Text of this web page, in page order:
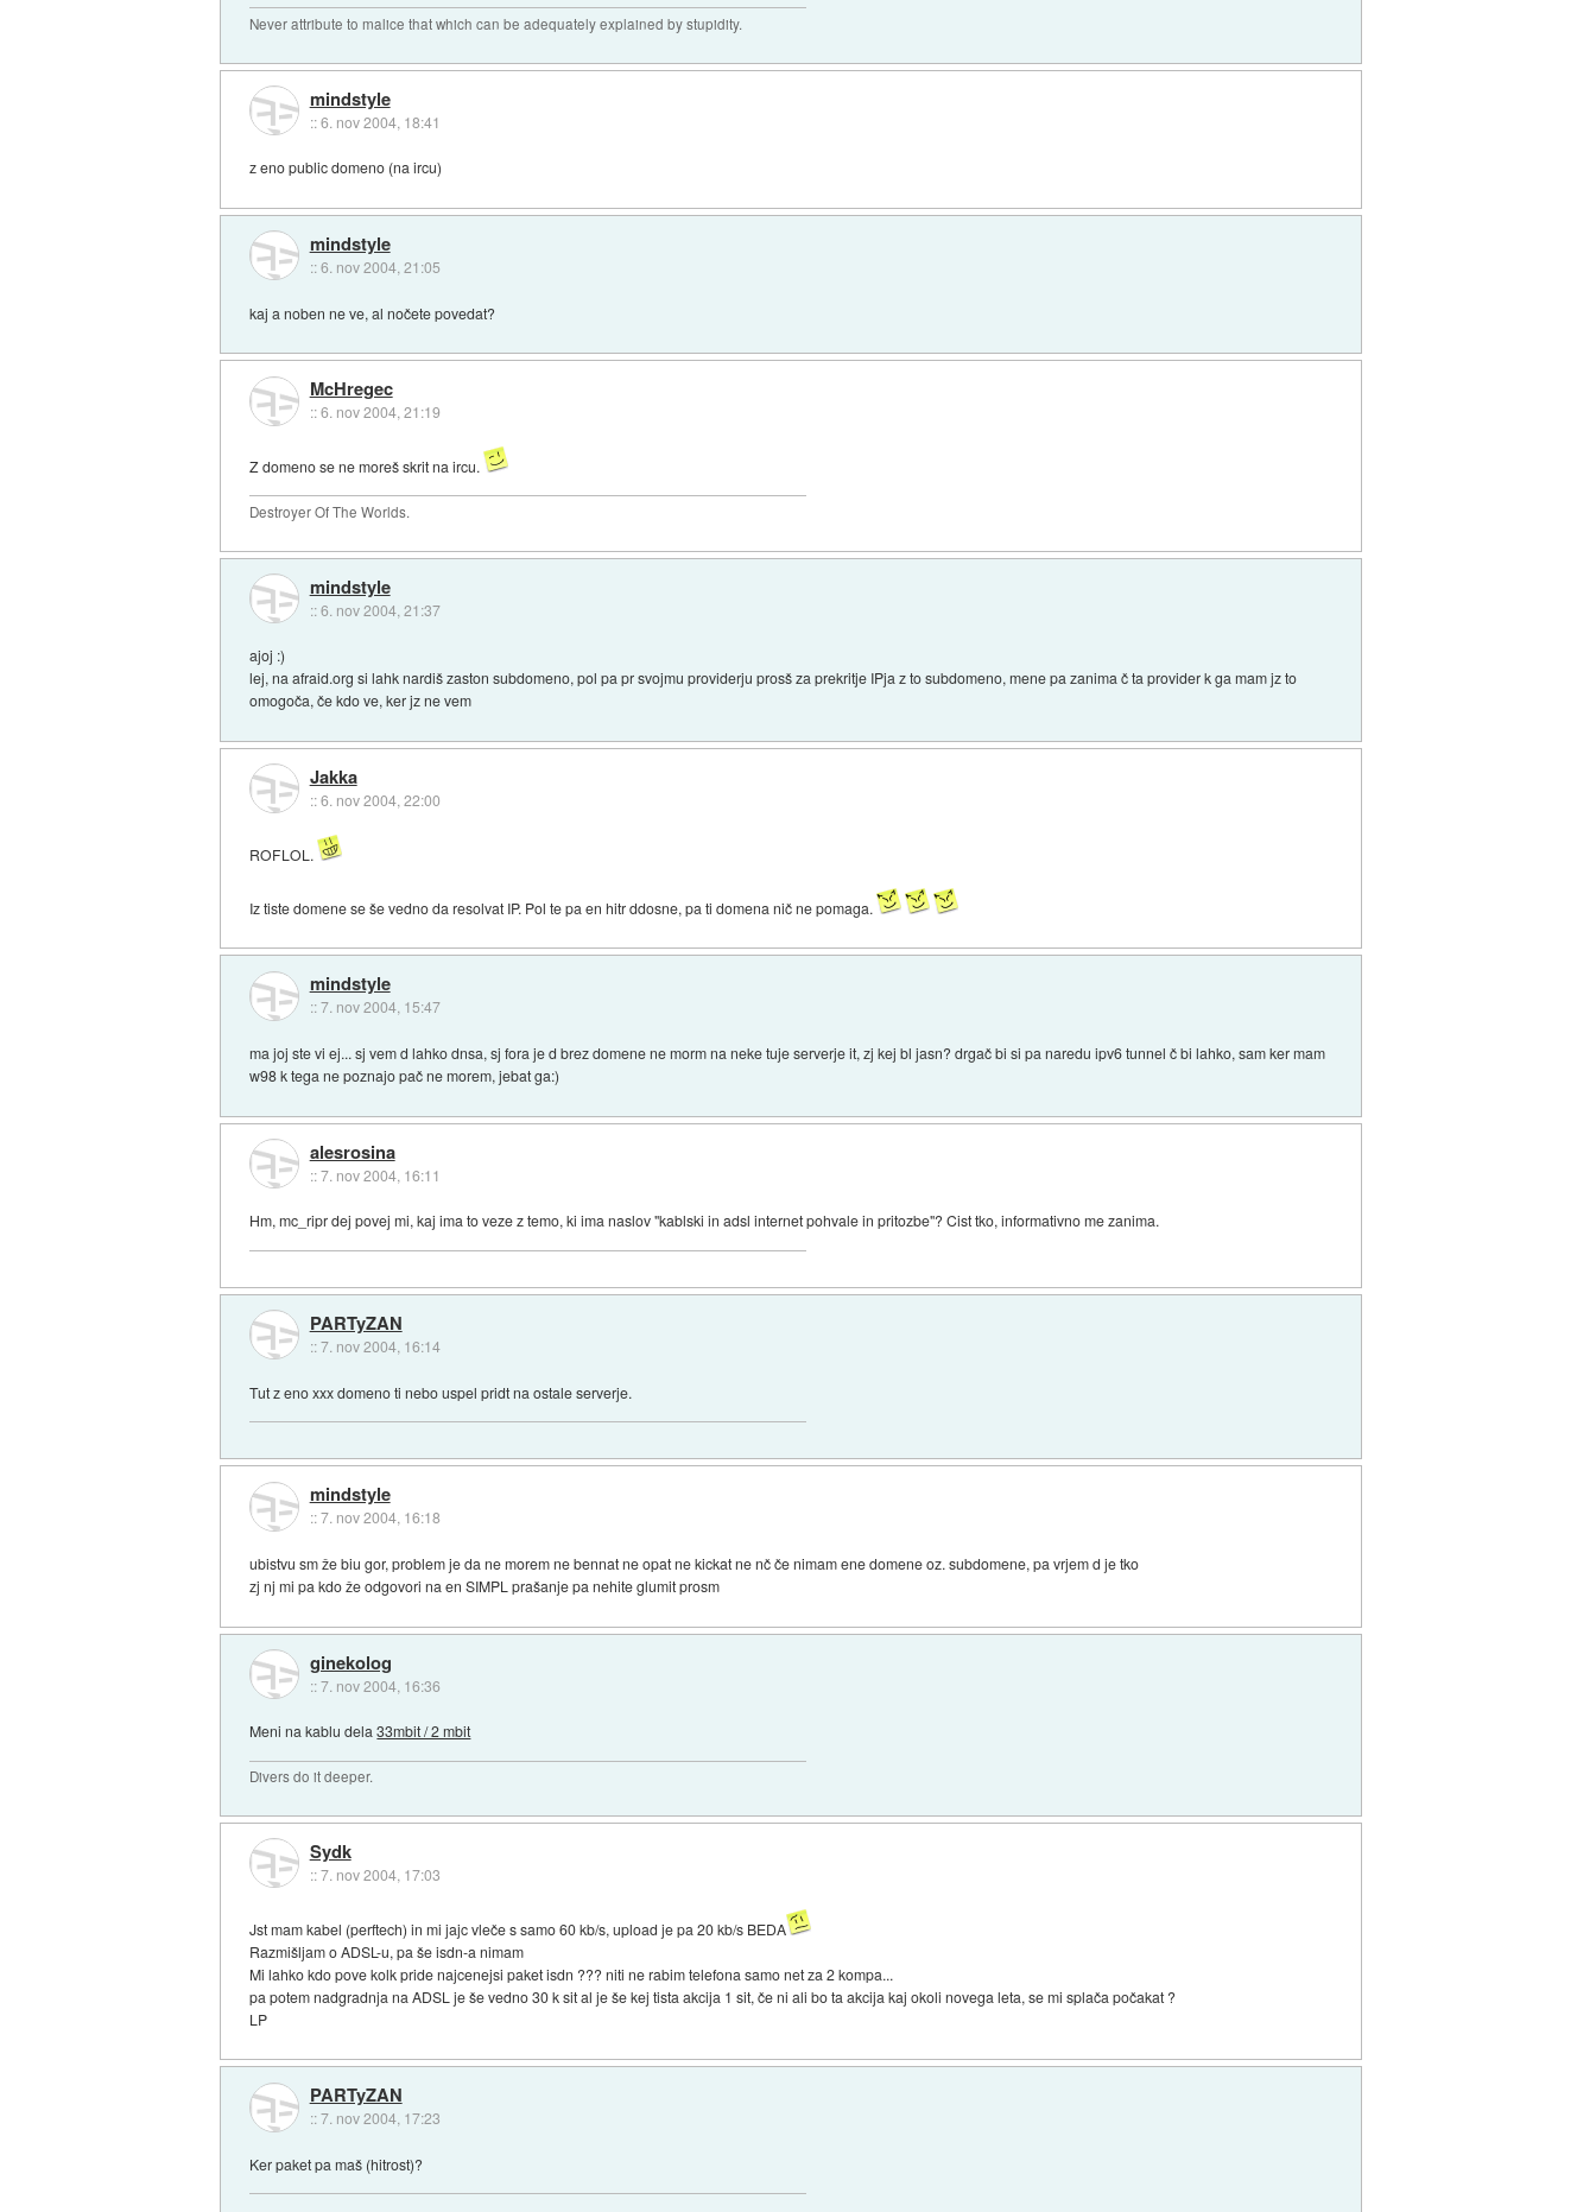
Never attribute to malice that which can be adequately explained by stupidity.
mindstyle
::6. nov 2004, 18:41
z eno public domeno (na ircu)
mindstyle
::6. nov 2004, 21:05
kaj a noben ne ve, al nočete povedat?
McHregec
::6. nov 2004, 21:19
Z domeno se ne moreš skrit na ircu.
Destroyer Of The Worlds.
mindstyle
::6. nov 2004, 21:37
ajoj :)
lej, na afraid.org si lahk nardiš zaston subdomeno, pol pa pr svojmu providerju prosš za prekritje IPja z to subdomeno, mene pa zanima č ta provider k ga mam jz to
omogoča, če kdo ve, ker jz ne vem
Jakka
::6. nov 2004, 22:00
ROFLOL.
Iz tiste domene se še vedno da resolvat IP. Pol te pa en hitr ddosne, pa ti domena nič ne pomaga.
mindstyle
::7. nov 2004, 15:47
ma joj ste vi ej... sj vem d lahko dnsa, sj fora je d brez domene ne morm na neke tuje serverje it, zj kej bl jasn? drgač bi si pa naredu ipv6 tunnel č bi lahko, sam ker mam
w98 k tega ne poznajo pač ne morem, jebat ga:)
alesrosina
::7. nov 2004, 16:11
Hm, mc_ripr dej povej mi, kaj ima to veze z temo, ki ima naslov "kablski in adsl internet pohvale in pritozbe"? Cist tko, informativno me zanima.
PARTyZAN
::7. nov 2004, 16:14
Tut z eno xxx domeno ti nebo uspel pridt na ostale serverje.
mindstyle
::7. nov 2004, 16:18
ubistvu sm že biu gor, problem je da ne morem ne bennat ne opat ne kickat ne nč če nimam ene domene oz. subdomene, pa vrjem d je tko
zj nj mi pa kdo že odgovori na en SIMPL prašanje pa nehite glumit prosm
ginekolog
::7. nov 2004, 16:36
Meni na kablu dela33mbit / 2 mbit
Divers do it deeper.
Sydk
::7. nov 2004, 17:03
Jst mam kabel (perftech) in mi jajc vleče s samo 60 kb/s, upload je pa 20 kb/s BEDA
Razmišljam o ADSL-u, pa še isdn-a nimam
Mi lahko kdo pove kolk pride najcenejsi paket isdn ??? niti ne rabim telefona samo net za 2 kompa...
pa potem nadgradnja na ADSL je še vedno 30 k sit al je še kej tista akcija 1 sit, če ni ali bo ta akcija kaj okoli novega leta, se mi splača počakat ?
LP
PARTyZAN
::7. nov 2004, 17:23
Ker paket pa maš (hitrost)?